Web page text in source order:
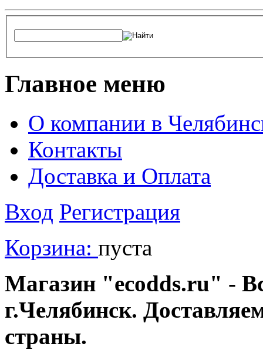
Главное меню
О компании в
Контакты
Доставка и Оплата
Вход Регистрация
Корзина: пуста
Магазин "ecodds.ru" -
г.Челябинск.
страны.